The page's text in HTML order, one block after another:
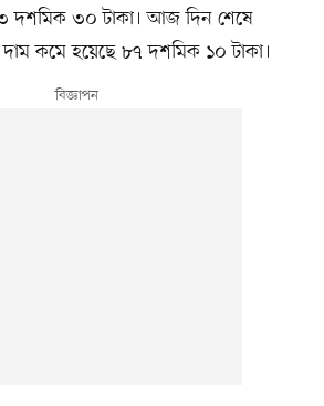
দশমিক ৩০ টাকা। আজ দিন শেষে
দাম কমে হয়েছে ৮৭ দশমিক ১০ টাকা।